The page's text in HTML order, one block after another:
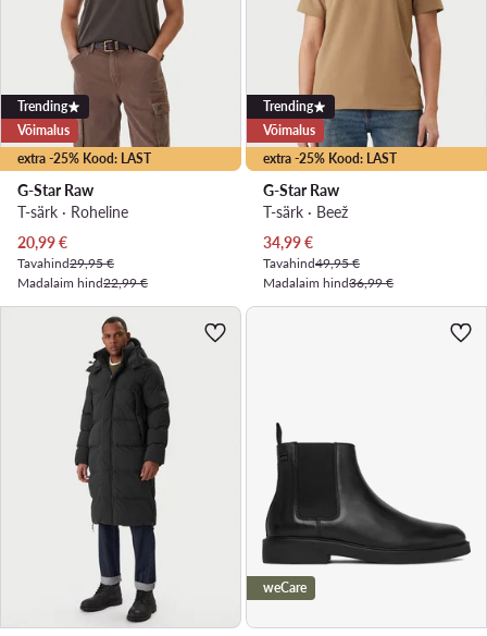
extra -25% Kood: LAST
Trending
Võimalus
G-Star Raw
T-särk · Roheline
Praegune hind
20,99€
Tavahind29,95 €
Madalaim hind22,99 €
extra -25% Kood: LAST
Trending
Võimalus
G-Star Raw
T-särk · Beež
Praegune hind
34,99€
Tavahind49,95 €
Madalaim hind36,99 €
weCare